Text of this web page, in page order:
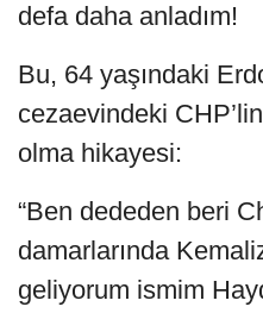
defa daha anladım!
Bu, 64 yaşındaki
cezaevindeki
olma hikayesi:
“Ben dededen beri
damarlarında
geliyorum ismim